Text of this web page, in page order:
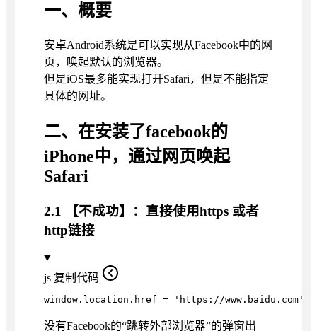
一、概要
安卓Android系统是可以实现从Facebook中的网
页，唤起默认的浏览器。
但是iOS最多能实现打开Safari，但是不能指定
具体的网址。
二、在安装了facebook的
iPhone中，通过网页唤起
Safari
2.1 【不成功】：直接使用https 或者
http链接
js 复制代码
window.location.href = 'https://www.baidu.com'
没有Facebook的“跳转外部浏览器”的弹窗出